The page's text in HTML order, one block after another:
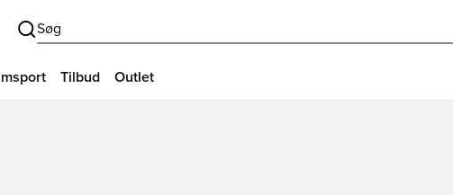
Søg
Tilbud Outlet